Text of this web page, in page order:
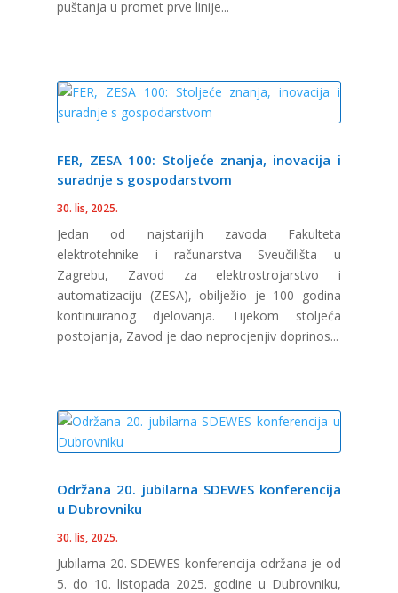
puštanja u promet prve linije...
FER, ZESA 100: Stoljeće znanja, inovacija i
suradnje s gospodarstvom
30. lis, 2025.
Jedan od najstarijih zavoda Fakulteta
elektrotehnike i računarstva Sveučilišta u
Zagrebu, Zavod za elektrostrojarstvo i
automatizaciju (ZESA), obilježio je 100 godina
kontinuiranog djelovanja. Tijekom stoljeća
postojanja, Zavod je dao neprocjenjiv doprinos...
Održana 20. jubilarna SDEWES konferencija
u Dubrovniku
30. lis, 2025.
Jubilarna 20. SDEWES konferencija održana je od
5. do 10. listopada 2025. godine u Dubrovniku,